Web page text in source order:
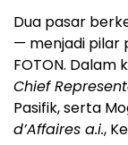
Dua pasar
— menjadi pilar
FOTON.
Chief
Pasifik, serta
d’Affaires a.i.,